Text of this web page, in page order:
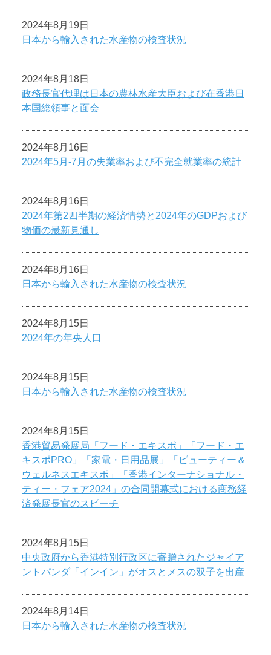
2024年8月19日
日本から輸入された水産物の検査状況
2024年8月18日
政務長官代理は日本の農林水産大臣および在香港日
本国総領事と面会
2024年8月16日
2024年5月-7月の失業率および不完全就業率の統計
2024年8月16日
2024年第2四半期の経済情勢と2024年のGDPおよび
物価の最新見通し
2024年8月16日
日本から輸入された水産物の検査状況
2024年8月15日
2024年の年央人口
2024年8月15日
日本から輸入された水産物の検査状況
2024年8月15日
香港貿易発展局「フード・エキスポ」「フード・エ
キスポPRO」「家電・日用品展」「ビューティー＆
ウェルネスエキスポ」「香港インターナショナル・
ティー・フェア2024」の合同開幕式における商務経
済発展長官のスピーチ
2024年8月15日
中央政府から香港特別行政区に寄贈されたジャイア
ントパンダ「インイン」がオスとメスの双子を出産
2024年8月14日
日本から輸入された水産物の検査状況